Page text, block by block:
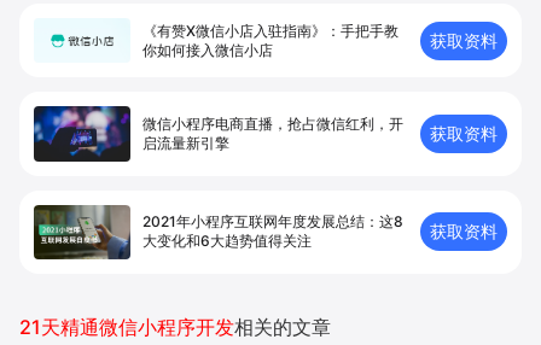
《有赞X微信小店入驻指南》：手把手教
你如何接入微信小店
获取资料
微信小程序电商直播，抢占微信红利，开
启流量新引擎
获取资料
2021年小程序互联网年度发展总结：这8
大变化和6大趋势值得关注
获取资料
21天精通微信小程序开发相关的文章